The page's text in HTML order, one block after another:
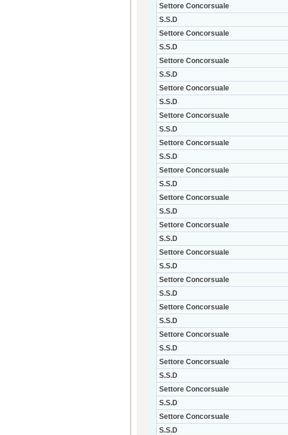
Settore Concorsuale
S.S.D
Settore Concorsuale
S.S.D
Settore Concorsuale
S.S.D
Settore Concorsuale
S.S.D
Settore Concorsuale
S.S.D
Settore Concorsuale
S.S.D
Settore Concorsuale
S.S.D
Settore Concorsuale
S.S.D
Settore Concorsuale
S.S.D
Settore Concorsuale
S.S.D
Settore Concorsuale
S.S.D
Settore Concorsuale
S.S.D
Settore Concorsuale
S.S.D
Settore Concorsuale
S.S.D
Settore Concorsuale
S.S.D
Settore Concorsuale
S.S.D